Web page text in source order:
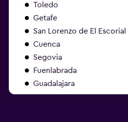
Toledo
Getafe
San Lorenzo de El Escorial
Cuenca
Segovia
Fuenlabrada
Guadalajara